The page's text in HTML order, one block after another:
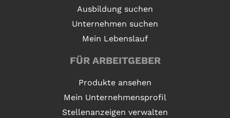
Ausbildung suchen
Unternehmen suchen
Mein Lebenslauf
FÜR ARBEITGEBER
Produkte ansehen
Mein Unternehmensprofil
Stellenanzeigen verwalten